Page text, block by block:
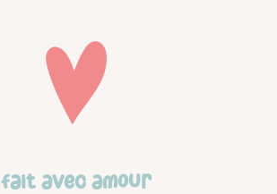
Fait avec amour